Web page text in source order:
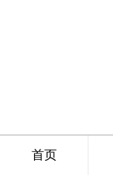
首页